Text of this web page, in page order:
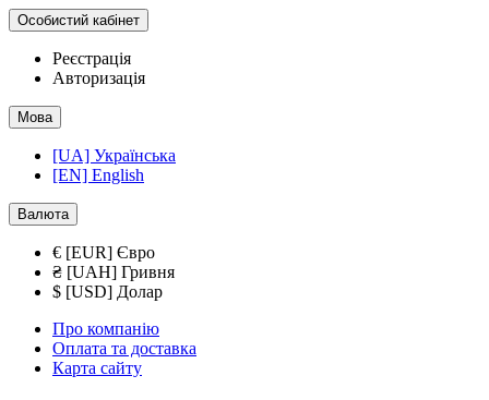
Особистий кабінет
Реєстрація
Авторизація
Мова
[UA] Українська
[EN] English
Валюта
€ [EUR] Євро
₴ [UAH] Гривня
$ [USD] Долар
Про компанію
Оплата та доставка
Карта сайту